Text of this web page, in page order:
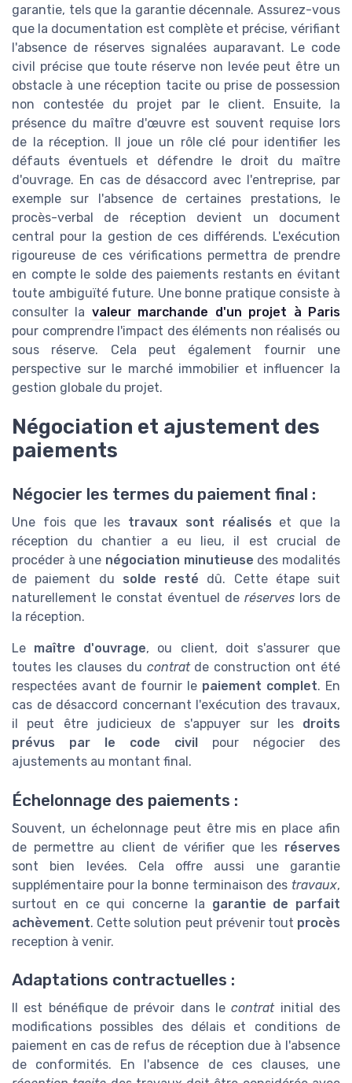
garantie, tels que la garantie décennale. Assurez-vous
que la documentation est complète et précise, vérifiant
l'absence de réserves signalées auparavant. Le code
civil précise que toute réserve non levée peut être un
obstacle à une réception tacite ou prise de possession
non contestée du projet par le client. Ensuite, la
présence du maître d'œuvre est souvent requise lors
de la réception. Il joue un rôle clé pour identifier les
défauts éventuels et défendre le droit du maître
d'ouvrage. En cas de désaccord avec l'entreprise, par
exemple sur l'absence de certaines prestations, le
procès-verbal de réception devient un document
central pour la gestion de ces différends. L'exécution
rigoureuse de ces vérifications permettra de prendre
en compte le solde des paiements restants en évitant
toute ambiguïté future. Une bonne pratique consiste à
consulter la valeur marchande d'un projet à Paris
pour comprendre l'impact des éléments non réalisés ou
sous réserve. Cela peut également fournir une
perspective sur le marché immobilier et influencer la
gestion globale du projet.
Négociation et ajustement des
paiements
Négocier les termes du paiement final :
Une fois que les travaux sont réalisés et que la
réception du chantier a eu lieu, il est crucial de
procéder à une négociation minutieuse des modalités
de paiement du solde resté dû. Cette étape suit
naturellement le constat éventuel de réserves lors de
la réception.
Le maître d'ouvrage, ou client, doit s'assurer que
toutes les clauses du contratde construction ont été
respectées avant de fournir le paiement complet. En
cas de désaccord concernant l'exécution des travaux,
il peut être judicieux de s'appuyer sur les droits
prévus par le code civil
pour négocier des
ajustements au montant final.
Échelonnage des paiements :
Souvent, un échelonnage peut être mis en place afin
de permettre au client de vérifier que les réserves
sont bien levées. Cela offre aussi une garantie
supplémentaire pour la bonne terminaison des travaux,
surtout en ce qui concerne la garantie de parfait
achèvement. Cette solution peut prévenir tout procès
reception à venir.
Adaptations contractuelles :
Il est bénéfique de prévoir dans lecontratinitial des
modifications possibles des délais et conditions de
paiement en cas de refus de réception due à l'absence
de conformités. En l'absence de ces clauses, une